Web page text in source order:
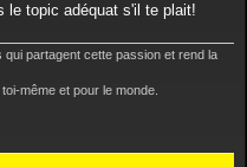
le topic adéquat s'il te plait!
partagent cette passion et rend la
même et pour le monde.